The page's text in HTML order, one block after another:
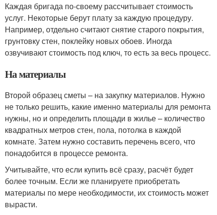
Каждая бригада по-своему рассчитывает стоимость
услуг. Некоторые берут плату за каждую процедуру.
Например, отдельно считают снятие старого покрытия,
грунтовку стен, поклейку новых обоев. Иногда
озвучивают стоимость под ключ, то есть за весь процесс.
На материалы
Второй образец сметы – на закупку материалов. Нужно
не только решить, какие именно материалы для ремонта
нужны, но и определить площади в жилье – количество
квадратных метров стен, пола, потолка в каждой
комнате. Затем нужно составить перечень всего, что
понадобится в процессе ремонта.
Учитывайте, что если купить всё сразу, расчёт будет
более точным. Если же планируете приобретать
материалы по мере необходимости, их стоимость может
вырасти.